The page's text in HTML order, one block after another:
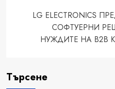
LG ELECTRONICS
СОФТУЕРНИ
НУЖДИТЕ НА B2B
Търсене